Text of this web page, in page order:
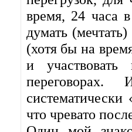
время, 24 часа
думать
(хотя бы на
и участвовать
переговорах.
что чревато